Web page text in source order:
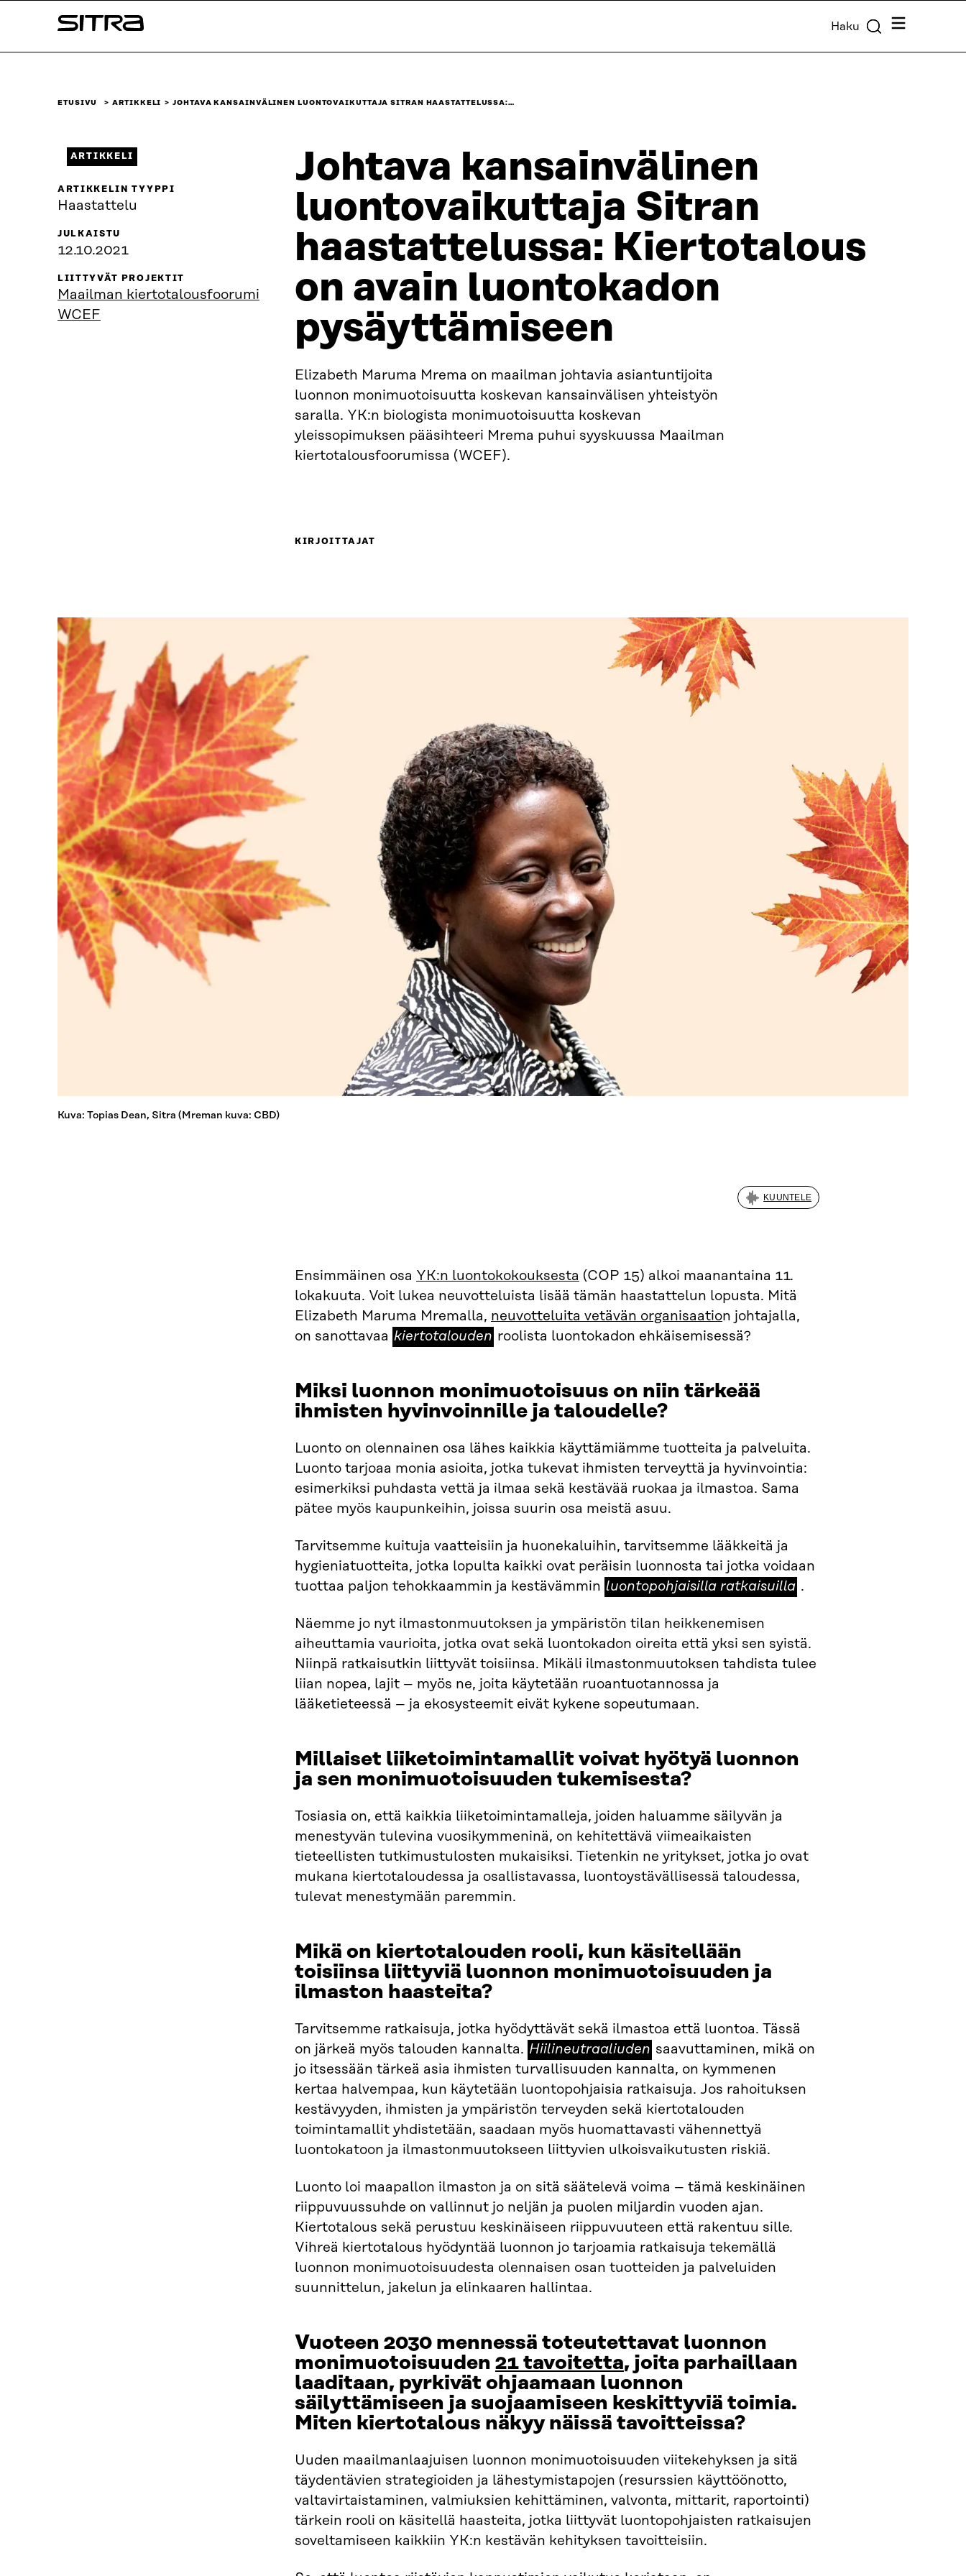
sisältöön
Sitra Haku Valikko
ETUSIVU ARTIKKELI JOHTAVA KANSAINVÄLINEN LUONTOVAIKUTTAJA SITRAN HAASTATTELUSSA:…
Johtava kansainvälinen
luontovaikuttaja Sitran
haastattelussa: Kiertotalous
on avain luontokadon
pysäyttämiseen
Elizabeth Maruma Mrema on maailman johtavia asiantuntijoita
luonnon monimuotoisuutta koskevan kansainvälisen yhteistyön
saralla. YK:n biologista monimuotoisuutta koskevan
yleissopimuksen pääsihteeri Mrema puhui syyskuussa Maailman
kiertotalousfoorumissa (WCEF).
ARTIKKELI
ARTIKKELIN TYYPPI
Haastattelu
JULKAISTU
12.10.2021
LIITTYVÄT PROJEKTIT
Maailman kiertotalousfoorumi
WCEF
KIRJOITTAJAT
Kuva: Topias Dean, Sitra (Mreman kuva: CBD)
KUUNTELE
Ensimmäinen osa YK:n luontokokouksesta (COP 15) alkoi maanantaina 11.
lokakuuta. Voit lukea neuvotteluista lisää tämän haastattelun lopusta. Mitä
Elizabeth Maruma Mremalla, neuvotteluita vetävän organisaation johtajalla,
on sanottavaa kiertotalouden
kiertotalouden roolista luontokadon ehkäisemisessä?
Miksi luonnon monimuotoisuus on niin tärkeää
ihmisten hyvinvoinnille ja taloudelle?
Luonto on olennainen osa lähes kaikkia käyttämiämme tuotteita ja palveluita.
Luonto tarjoaa monia asioita, jotka tukevat ihmisten terveyttä ja hyvinvointia:
esimerkiksi puhdasta vettä ja ilmaa sekä kestävää ruokaa ja ilmastoa. Sama
pätee myös kaupunkeihin, joissa suurin osa meistä asuu.
Tarvitsemme kuituja vaatteisiin ja huonekaluihin, tarvitsemme lääkkeitä ja
hygieniatuotteita, jotka lopulta kaikki ovat peräisin luonnosta tai jotka voidaan
tuottaa paljon tehokkaammin ja kestävämmin luontopohjaisilla
luontopohjaisilla ratkaisuilla .
Näemme jo nyt ilmastonmuutoksen ja ympäristön tilan heikkenemisen
aiheuttamia vaurioita, jotka ovat sekä luontokadon oireita että yksi sen syistä.
Niinpä ratkaisutkin liittyvät toisiinsa. Mikäli ilmastonmuutoksen tahdista tulee
liian nopea, lajit – myös ne, joita käytetään ruoantuotannossa ja
lääketieteessä – ja ekosysteemit eivät kykene sopeutumaan.
Millaiset liiketoimintamallit voivat hyötyä luonnon
ja sen monimuotoisuuden tukemisesta?
Tosiasia on, että kaikkia liiketoimintamalleja, joiden haluamme säilyvän ja
menestyvän tulevina vuosikymmeninä, on kehitettävä viimeaikaisten
tieteellisten tutkimustulosten mukaisiksi. Tietenkin ne yritykset, jotka jo ovat
mukana kiertotaloudessa ja osallistavassa, luontoystävällisessä taloudessa,
tulevat menestymään paremmin.
Mikä on kiertotalouden rooli, kun käsitellään
toisiinsa liittyviä luonnon monimuotoisuuden ja
ilmaston haasteita?
Tarvitsemme ratkaisuja, jotka hyödyttävät sekä ilmastoa että luontoa. Tässä
on järkeä myös talouden kannalta. Hiilineutraaliuden
Hiilineutraaliuden saavuttaminen, mikä on
jo itsessään tärkeä asia ihmisten turvallisuuden kannalta, on kymmenen
kertaa halvempaa, kun käytetään luontopohjaisia ratkaisuja. Jos rahoituksen
kestävyyden, ihmisten ja ympäristön terveyden sekä kiertotalouden
toimintamallit yhdistetään, saadaan myös huomattavasti vähennettyä
luontokatoon ja ilmastonmuutokseen liittyvien ulkoisvaikutusten riskiä.
Luonto loi maapallon ilmaston ja on sitä säätelevä voima – tämä keskinäinen
riippuvuussuhde on vallinnut jo neljän ja puolen miljardin vuoden ajan.
Kiertotalous sekä perustuu keskinäiseen riippuvuuteen että rakentuu sille.
Vihreä kiertotalous hyödyntää luonnon jo tarjoamia ratkaisuja tekemällä
luonnon monimuotoisuudesta olennaisen osan tuotteiden ja palveluiden
suunnittelun, jakelun ja elinkaaren hallintaa.
Vuoteen 2030 mennessä toteutettavat luonnon
monimuotoisuuden 21 tavoitetta, joita parhaillaan
laaditaan, pyrkivät ohjaamaan luonnon
säilyttämiseen ja suojaamiseen keskittyviä toimia.
Miten kiertotalous näkyy näissä tavoitteissa?
Uuden maailmanlaajuisen luonnon monimuotoisuuden viitekehyksen ja sitä
täydentävien strategioiden ja lähestymistapojen (resurssien käyttöönotto,
valtavirtaistaminen, valmiuksien kehittäminen, valvonta, mittarit, raportointi)
tärkein rooli on käsitellä haasteita, jotka liittyvät luontopohjaisten ratkaisujen
soveltamiseen kaikkiin YK:n kestävän kehityksen tavoitteisiin.